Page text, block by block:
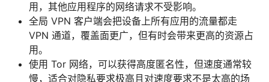
用，其他应用程序的网络请求不受影响。
全局 VPN 客户端会把设备上所有应用的流量都走
VPN 通道，覆盖面更广，但有时会带来更高的资源占
用。
使用 Tor 网络，可以获得高度匿名性，但速度通常较
慢，适合对隐私要求极高且对速度要求不是太高的场